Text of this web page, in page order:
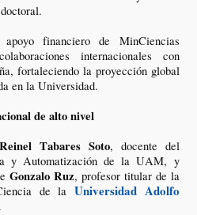
financiero de MinCiencias
internacionales con
fortaleciendo la proyección global
en la Universidad.
de alto nivel
Reinel Tabares Soto, docente del
y Automatización de la UAM, y
Gonzalo Ruz, profesor titular de la
de la Universidad Adolfo